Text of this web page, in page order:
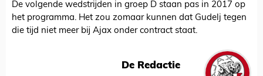
De volgende wedstrijden in groep D staan pas in 2017 op
het programma. Het zou zomaar kunnen dat Gudelj tegen
die tijd niet meer bij Ajax onder contract staat.
De Redactie